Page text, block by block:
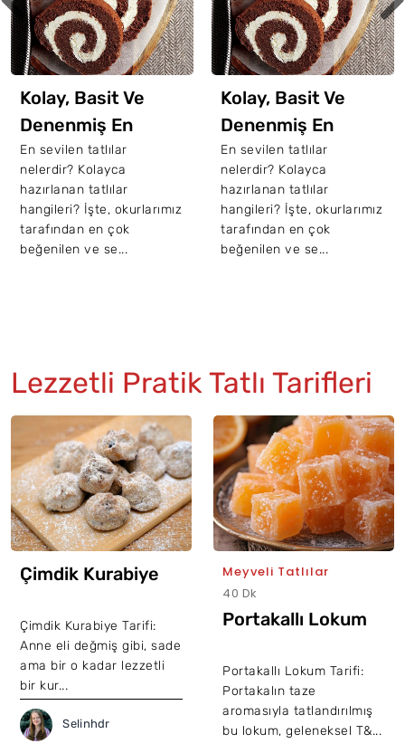
Kolay, Basit Ve
Denenmiş En
Sevilen 10 Tatlı
Tarifi
En sevilen tatlılar
nelerdir? Kolayca
hazırlanan tatlılar
hangileri? İşte, okurlarımız
tarafından en çok
beğenilen ve se...
Kolay, Basit Ve
Denenmiş En
Sevilen 10 Tatlı
Tarifi
En sevilen tatlılar
nelerdir? Kolayca
hazırlanan tatlılar
hangileri? İşte, okurlarımız
tarafından en çok
beğenilen ve se...
Lezzetli Pratik Tatlı Tarifleri
Çimdik Kurabiye
Çimdik Kurabiye Tarifi:
Anne eli değmiş gibi, sade
ama bir o kadar lezzetli
bir kur...
Selinhdr
Meyveli Tatlılar
40 Dk
Portakallı Lokum
Portakallı Lokum Tarifi:
Portakalın taze
aromasıyla tatlandırılmış
bu lokum, geleneksel T&...